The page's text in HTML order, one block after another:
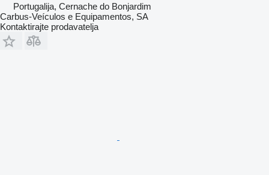
Portugalija, Cernache do Bonjardim
Carbus-Veículos e Equipamentos, SA
Kontaktirajte prodavatelja